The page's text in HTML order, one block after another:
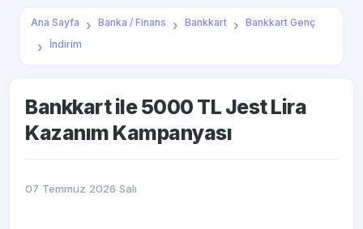
Ana Sayfa Banka / Finans Bankkart
Bankkart Genç
İndirim
Bankkart ile 5000 TL Jest Lira
Kazanım Kampanyası
07 Temmuz 2026 Salı